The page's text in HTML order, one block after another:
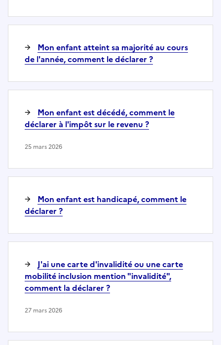
Mon enfant atteint sa majorité au cours
de l'année, comment le déclarer ?
Mon enfant est décédé, comment le
déclarer à l'impôt sur le revenu ?
25 mars 2026
Mon enfant est handicapé, comment le
déclarer ?
J'ai une carte d'invalidité ou une carte
mobilité inclusion mention "invalidité",
comment la déclarer ?
27 mars 2026